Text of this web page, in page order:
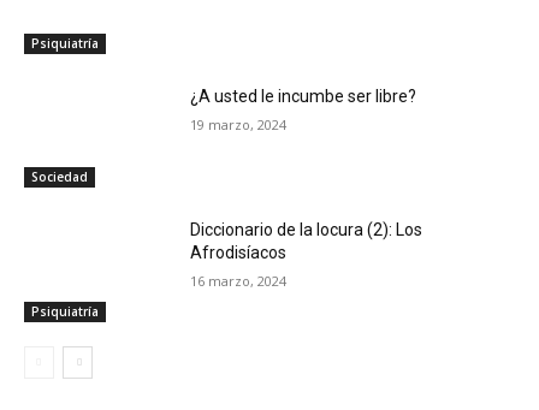
Psiquiatría
Sociedad
¿A usted le incumbe ser libre?
19 marzo, 2024
Psiquiatría
Diccionario de la locura (2): Los
Afrodisíacos
16 marzo, 2024